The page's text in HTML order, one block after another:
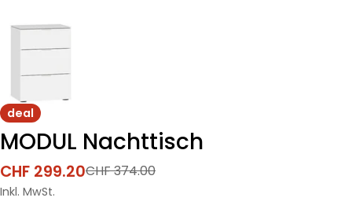
deal
MODUL Nachttisch
Verkaufspreis
CHF 299.20
Regulärer
Preis
CHF 374.00
Inkl. MwSt.